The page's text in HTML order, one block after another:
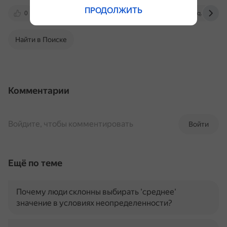
0 otvet.mail.ru 100urokov.ru q.minsk.by
Найти в Поиске
Комментарии
Войти
Войдите, чтобы комментировать
Ещё по теме
Почему люди склонны выбирать 'среднее'
значение в условиях неопределенности?
ПРОДОЛЖИТЬ